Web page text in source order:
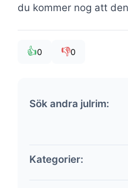
du kommer nog att
👍0 👎0
Sök andra julrim:
Kategorier: